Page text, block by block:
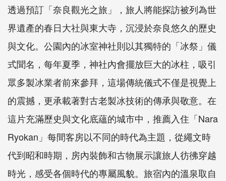
透過預訂「奈良觀光之旅」，旅人將能探訪被列為世
界遺產的春日大社與東大寺，沉浸於奈良悠久的歷史
與文化。公園內的冰室神社則以其獨特的「冰祭」儀
式聞名，每年夏季，神社內會擺放巨大的冰柱，吸引
眾多製冰業者前來參拜，這場傳統儀式不僅是視覺上
的震撼，更承載著對古老製冰技術的傳承與敬意。在
這片充滿歷史與文化底蘊的城市中，推薦入住「Nara
Ryokan」每間客房以不同的時代為主題，從繩文時
代到昭和時期，房內裝飾和古物展示讓旅人彷彿穿越
時光，感受各個時代的專屬風貌。旅宿內的溫泉取自